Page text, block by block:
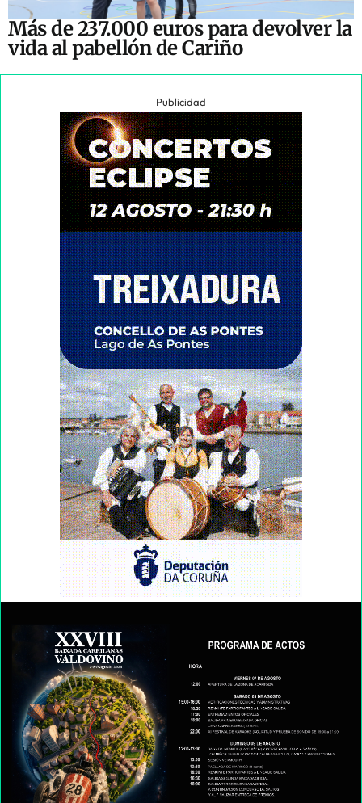
Más de 237.000 euros para devolver la
vida al pabellón de Cariño
Publicidad